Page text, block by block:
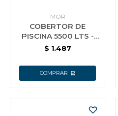
MOR
COBERTOR DE
PISCINA 5500 LTS -
CIRCULAR MOR
$ 1.487